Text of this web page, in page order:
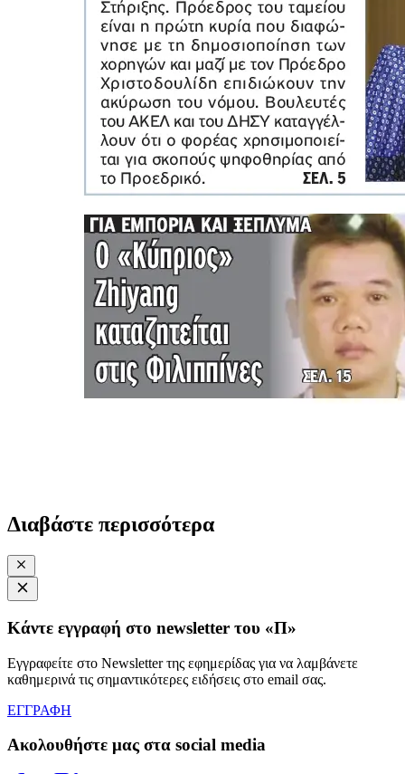
Διαβάστε περισσότερα
Κάντε εγγραφή στο newsletter του «Π»
Εγγραφείτε στο Newsletter της εφημερίδας για να λαμβάνετε
καθημερινά τις σημαντικότερες ειδήσεις στο email σας.
ΕΓΓΡΑΦΗ
Ακολουθήστε μας στα social media